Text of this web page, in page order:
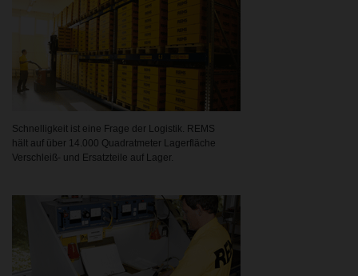
Schnelligkeit ist eine Frage der Logistik. REMS
hält auf über 14.000 Quadratmeter Lagerfläche
Verschleiß- und Ersatzteile auf Lager.